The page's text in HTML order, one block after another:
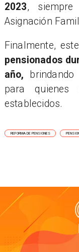
2023,
Asignación
Finalmente,
pensionados
año,
para quienes
establecidos.
REFORMA DE PENSIONES